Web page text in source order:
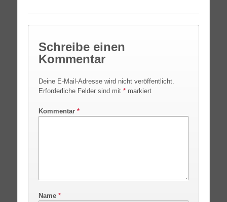
Schreibe einen
Kommentar
Deine E-Mail-Adresse wird nicht veröffentlicht.
Erforderliche Felder sind mit *markiert
Kommentar *
Name *